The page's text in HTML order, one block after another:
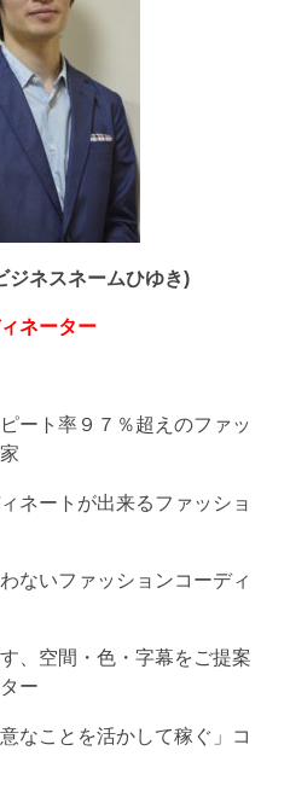
ジネスネームひゆき)
ネーター
ート率９７％超えのファッ
ネートが出来るファッショ
ないファッションコーディ
、空間・色・字幕をご提案
ー
なことを活かして稼ぐ」コ